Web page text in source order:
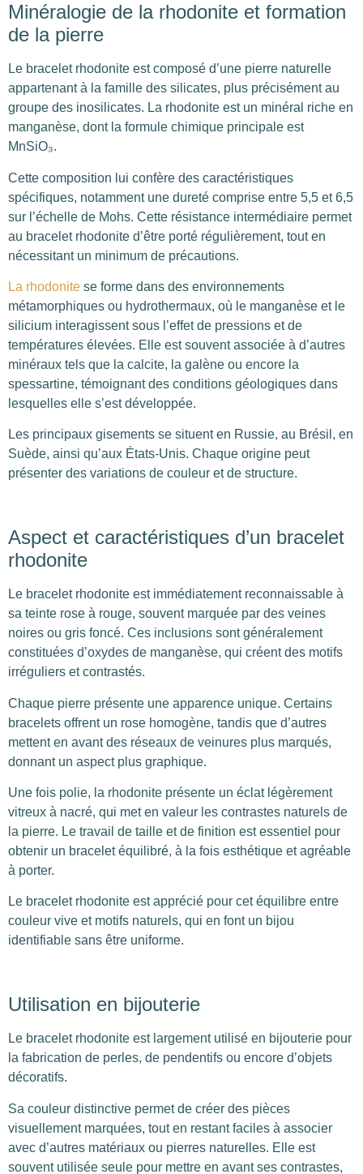
Minéralogie de la rhodonite et formation
de la pierre
Le bracelet rhodonite est composé d’une pierre naturelle
appartenant à la famille des silicates, plus précisément au
groupe des inosilicates. La rhodonite est un minéral riche en
manganèse, dont la formule chimique principale est
MnSiO₃.
Cette composition lui confère des caractéristiques
spécifiques, notamment une dureté comprise entre 5,5 et 6,5
sur l’échelle de Mohs. Cette résistance intermédiaire permet
au bracelet rhodonite d’être porté régulièrement, tout en
nécessitant un minimum de précautions.
La rhodonite se forme dans des environnements
métamorphiques ou hydrothermaux, où le manganèse et le
silicium interagissent sous l’effet de pressions et de
températures élevées. Elle est souvent associée à d’autres
minéraux tels que la calcite, la galène ou encore la
spessartine, témoignant des conditions géologiques dans
lesquelles elle s’est développée.
Les principaux gisements se situent en Russie, au Brésil, en
Suède, ainsi qu’aux États-Unis. Chaque origine peut
présenter des variations de couleur et de structure.
Aspect et caractéristiques d’un bracelet
rhodonite
Le bracelet rhodonite est immédiatement reconnaissable à
sa teinte rose à rouge, souvent marquée par des veines
noires ou gris foncé. Ces inclusions sont généralement
constituées d’oxydes de manganèse, qui créent des motifs
irréguliers et contrastés.
Chaque pierre présente une apparence unique. Certains
bracelets offrent un rose homogène, tandis que d’autres
mettent en avant des réseaux de veinures plus marqués,
donnant un aspect plus graphique.
Une fois polie, la rhodonite présente un éclat légèrement
vitreux à nacré, qui met en valeur les contrastes naturels de
la pierre. Le travail de taille et de finition est essentiel pour
obtenir un bracelet équilibré, à la fois esthétique et agréable
à porter.
Le bracelet rhodonite est apprécié pour cet équilibre entre
couleur vive et motifs naturels, qui en font un bijou
identifiable sans être uniforme.
Utilisation en bijouterie
Le bracelet rhodonite est largement utilisé en bijouterie pour
la fabrication de perles, de pendentifs ou encore d’objets
décoratifs.
Sa couleur distinctive permet de créer des pièces
visuellement marquées, tout en restant faciles à associer
avec d’autres matériaux ou pierres naturelles. Elle est
souvent utilisée seule pour mettre en avant ses contrastes,